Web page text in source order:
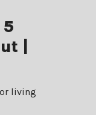
|
living